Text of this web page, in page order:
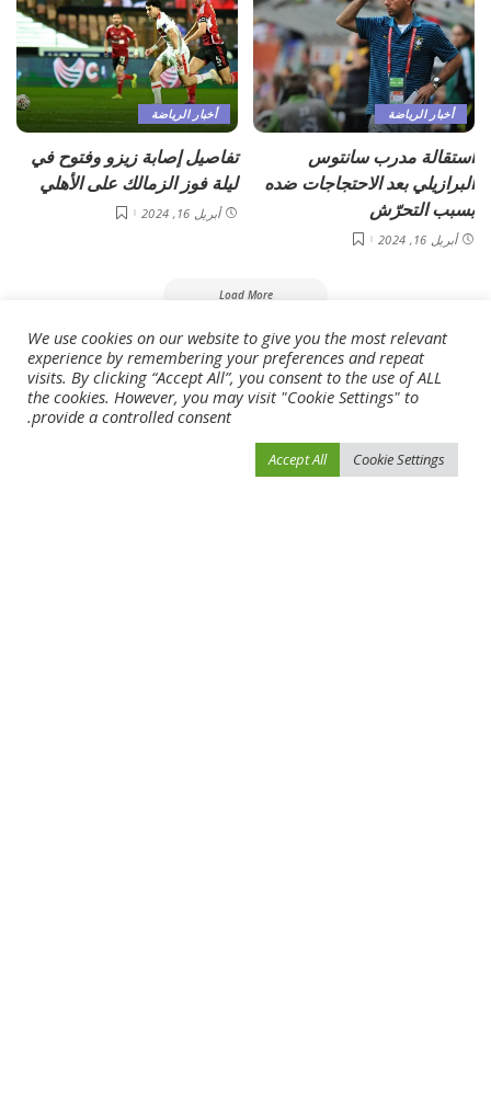
أخبار الرياضة
استقالة مدرب سانتوس
البرازيلي بعد الاحتجاجات ضده
بسبب التحرّش
أبريل 16, 2024
أخبار الرياضة
تفاصيل إصابة زيزو وفتوح في
ليلة فوز الزمالك على الأهلي
أبريل 16, 2024
Load More
فيفو نيوز>
Blog
>أخبار الرياضة>المنتخب البرازيلي يخرج عن صمته بعد سجن ألفيش وروبينيو
We use cookies on our website to give you the most relevant
experience by remembering your preferences and repeat
visits. By clicking “Accept All”, you consent to the use of ALL
the cookies. However, you may visit "Cookie Settings" to
provide a controlled consent.
Cookie Settings
Accept All